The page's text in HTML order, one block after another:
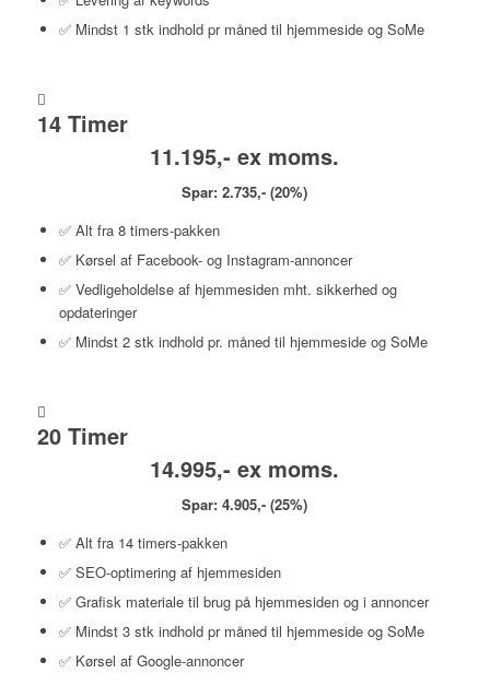
✅ Mindst 1 stk indhold pr måned til hjemmeside og SoMe
14 Timer
11.195,- ex moms.
Spar: 2.735,- (20%)
✅ Alt fra 8 timers-pakken
✅ Kørsel af Facebook- og Instagram-annoncer
✅ Vedligeholdelse af hjemmesiden mht. sikkerhed og
opdateringer
✅ Mindst 2 stk indhold pr. måned til hjemmeside og SoMe
20 Timer
14.995,- ex moms.
Spar: 4.905,- (25%)
✅ Alt fra 14 timers-pakken
✅ SEO-optimering af hjemmesiden
✅ Grafisk materiale til brug på hjemmesiden og i annoncer
✅ Mindst 3 stk indhold pr måned til hjemmeside og SoMe
✅ Kørsel af Google-annoncer